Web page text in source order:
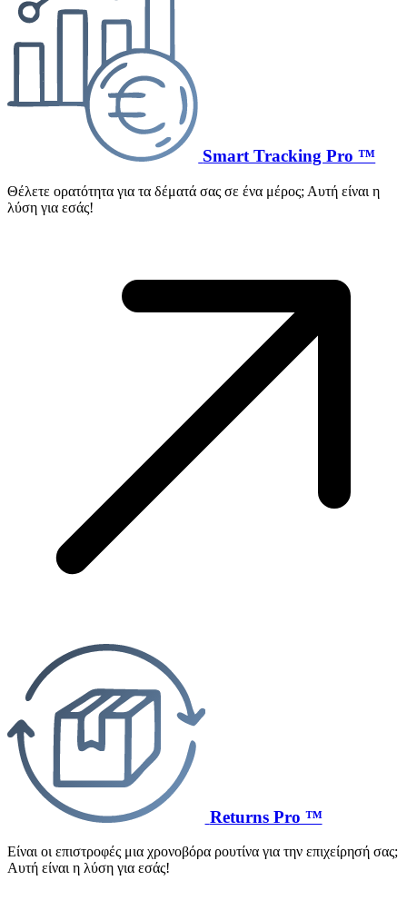
Smart Tracking Pro ™
Θέλετε ορατότητα για τα δέματά σας σε ένα μέρος; Αυτή είναι η
λύση για εσάς!
Returns Pro ™
Είναι οι επιστροφές μια χρονοβόρα ρουτίνα για την επιχείρησή σας;
Αυτή είναι η λύση για εσάς!